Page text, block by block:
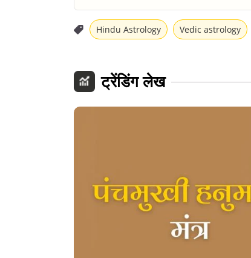
Hindu Astrology Vedic astrology
ट्रेंडिंग लेख